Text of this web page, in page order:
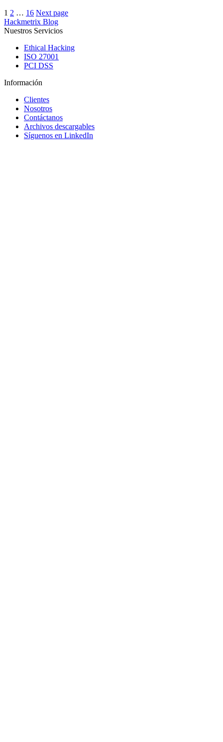
Posts
pagination
1 2 … 16 Next page
Hackmetrix Blog
Nuestros Servicios
Ethical Hacking
ISO 27001
PCI DSS
Información
Clientes
Nosotros
Contáctanos
Archivos descargables
Síguenos en LinkedIn